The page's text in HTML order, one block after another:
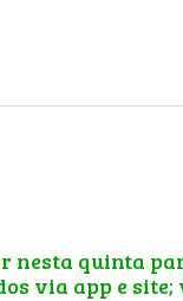
nesta quinta
via app e site;